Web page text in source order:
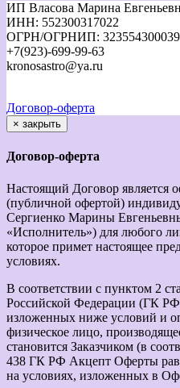
ИП Власова Марина
ИНН: 552300317022
ОГРН/ОГРНИП:
+7(923)-699-99-63
kronosastro@ya.ru
Договор-оферта
× закрыть
Договор-оферта
Настоящий Договор является
(публичной офертой)
Сергиенко Марины
«Исполнитель») для любого
которое примет настоящее
условиях.
В соответствии с пунктом 2
Российской Федерации (ГК
изложенных ниже условий и
физическое лицо,
становится Заказчиком (в
438 ГК РФ Акцепт Оферты
на условиях, изложенных в